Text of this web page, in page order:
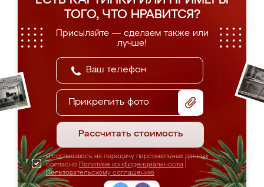
ТОГО, ЧТО НРАВИТСЯ?
Присылайте — сделаем также или
лучше!
Прикрепить фото
Рассчитать стоимость
Я соглашаюсь на передачу персональных данных
согласно Политике конфиденциальности
Пользовательскому соглашению